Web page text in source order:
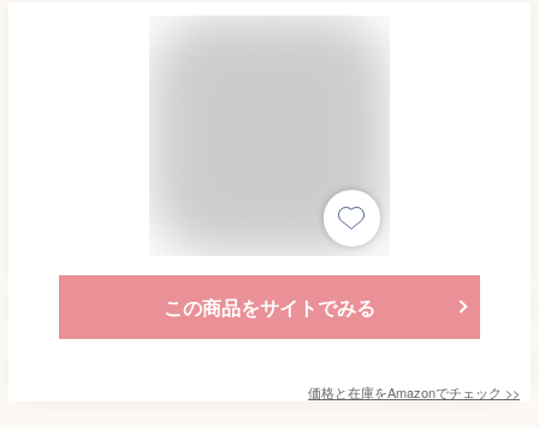
この商品をサイトでみる
価格と在庫をAmazonでチェック >>